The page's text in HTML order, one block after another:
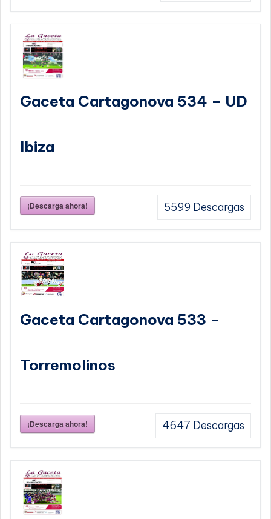
Gaceta Cartagonova 534 – UD
Ibiza
¡Descarga ahora! 5599 Descargas
Gaceta Cartagonova 533 –
Torremolinos
¡Descarga ahora! 4647 Descargas